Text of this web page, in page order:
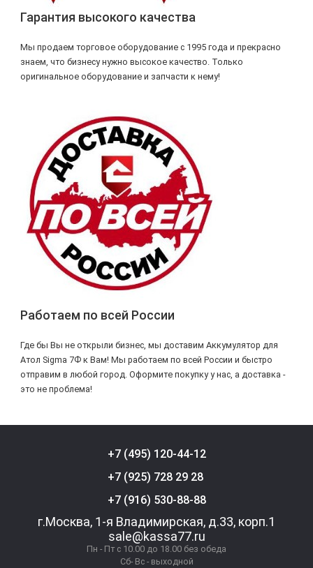
Гарантия высокого качества
Мы продаем торговое оборудование с 1995 года и прекрасно
знаем, что бизнесу нужно высокое качество. Только
оригинальное оборудование и запчасти к нему!
Работаем по всей России
Где бы Вы не открыли бизнес, мы доставим Аккумулятор для
Атол Sigma 7Ф к Вам! Мы работаем по всей России и быстро
отправим в любой город. Оформите покупку у нас, а доставка -
это не проблема!
+7 (495) 120-44-12
+7 (925) 728 29 28
+7 (916) 530-88-88
г.Москва, 1-я Владимирская, д.33, корп.1
sale@kassa77.ru
Пн - Пт с 10.00 до 18.00 без обеда
Сб- Вс - выходной